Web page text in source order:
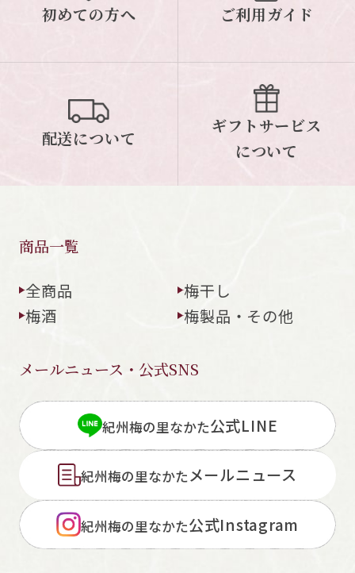
初めての方へ ご利用ガイド
配送について
ギフトサービス
について
商品一覧
全商品
梅干し
梅酒
梅製品・その他
メールニュース・公式SNS
紀州梅の里なかた公式LINE
紀州梅の里なかたメールニュース
紀州梅の里なかた公式Instagram